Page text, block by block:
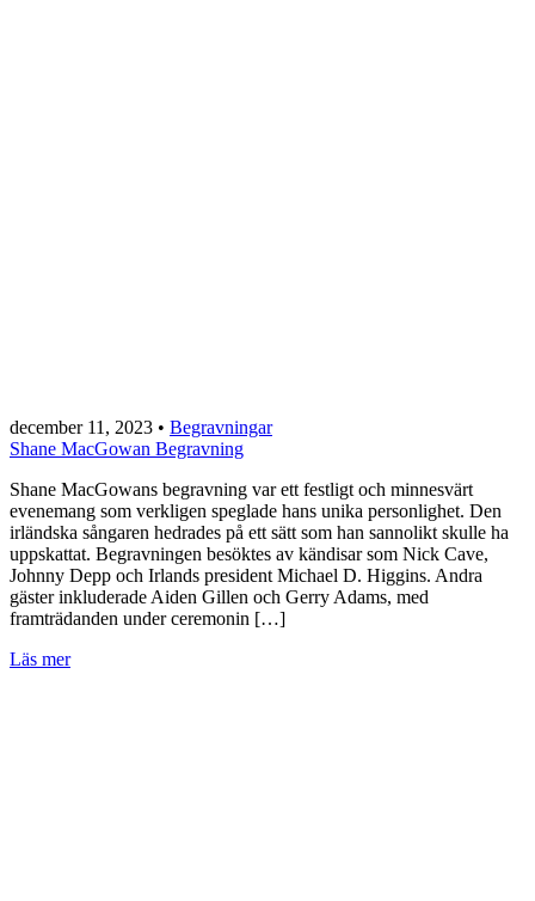
december 11, 2023 • Begravningar
Shane MacGowan Begravning
Shane MacGowans begravning var ett festligt och minnesvärt
evenemang som verkligen speglade hans unika personlighet. Den
irländska sångaren hedrades på ett sätt som han sannolikt skulle ha
uppskattat. Begravningen besöktes av kändisar som Nick Cave,
Johnny Depp och Irlands president Michael D. Higgins. Andra
gäster inkluderade Aiden Gillen och Gerry Adams, med
framträdanden under ceremonin […]
Läs mer